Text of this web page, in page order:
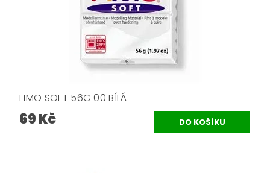
FIMO SOFT 56G 00 BÍLÁ
69 Kč